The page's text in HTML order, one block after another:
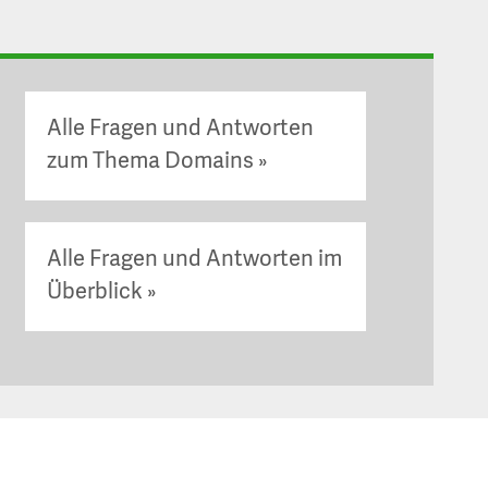
Alle Fragen und Antworten
zum Thema Domains
Alle Fragen und Antworten im
Überblick